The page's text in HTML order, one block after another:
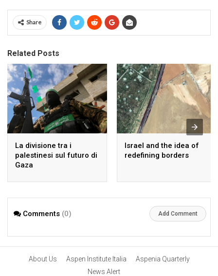
Share
Related Posts
La divisione tra i
palestinesi sul futuro di
Gaza
Israel and the idea of
redefining borders
Comments (0) Add Comment
About Us Aspen Institute Italia
Aspenia Quarterly
News Alert